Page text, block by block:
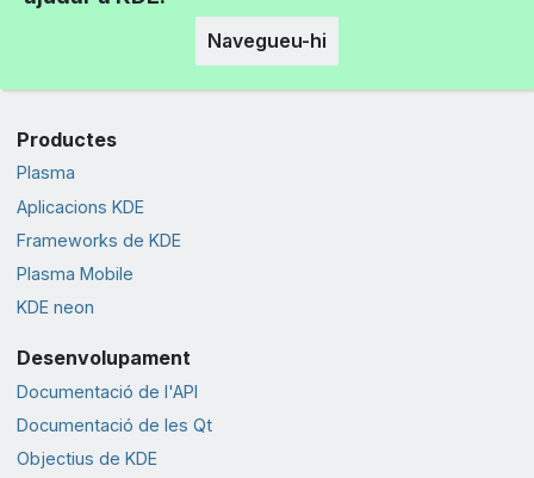
Navegueu-hi
Productes
Plasma
Aplicacions KDE
Frameworks de KDE
Plasma Mobile
KDE neon
Desenvolupament
Documentació de l'API
Documentació de les Qt
Objectius de KDE